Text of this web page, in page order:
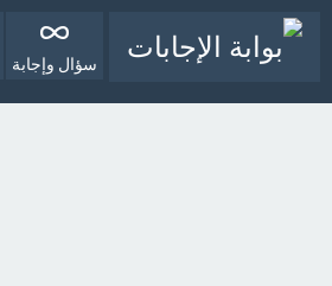
سؤال وإجابة